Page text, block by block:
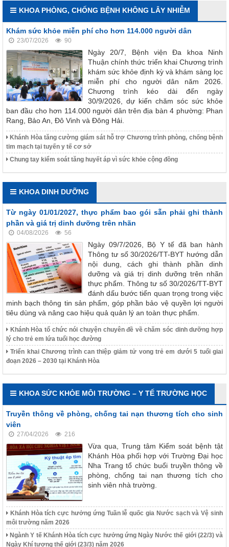
KHOA PHÒNG, CHỐNG BỆNH KHÔNG LÂY NHIỄM
Khám sức khỏe miễn phí cho hơn 114.000 người dân
23/07/2026 90
Ngày 20/7, Bệnh viện Đa khoa Ninh
Thuận chính thức triển khai Chương trình
khám sức khỏe định kỳ và khám sàng lọc
miễn phí cho người dân năm 2026.
Chương trình kéo dài đến ngày
30/9/2026, dự kiến chăm sóc sức khỏe
ban đầu cho hơn 114.000 người dân trên địa bàn 4 phường: Phan
Rang, Bảo An, Đô Vinh và Đông Hải.
Khánh Hòa tăng cường giám sát hỗ trợ Chương trình phòng, chống bệnh
tim mạch tại tuyến y tế cơ sở
Chung tay kiểm soát tăng huyết áp vì sức khỏe cộng đồng
KHOA DINH DƯỠNG
Từ ngày 01/01/2027, thực phẩm bao gói sẵn phải ghi thành
phần và giá trị dinh dưỡng trên nhãn
04/08/2026 56
Ngày 09/7/2026, Bộ Y tế đã ban hành
Thông tư số 30/2026/TT-BYT hướng dẫn
nội dung, cách ghi thành phần dinh
dưỡng và giá trị dinh dưỡng trên nhãn
thực phẩm. Thông tư số 30/2026/TT-BYT
đánh dấu bước tiến quan trọng trong việc
minh bạch thông tin sản phẩm, góp phần bảo vệ quyền lợi người
tiêu dùng và nâng cao hiệu quả quản lý an toàn thực phẩm.
Khánh Hòa tổ chức nói chuyện chuyên đề về chăm sóc dinh dưỡng hợp
lý cho trẻ em lứa tuổi học đường
Triển khai Chương trình can thiệp giảm tử vong trẻ em dưới 5 tuổi giai
đoạn 2026 – 2030 tại Khánh Hòa
KHOA SỨC KHỎE MÔI TRƯỜNG – Y TẾ TRƯỜNG HỌC
Truyền thông về phòng, chống tai nạn thương tích cho sinh
viên
27/04/2026 216
Vừa qua, Trung tâm Kiểm soát bệnh tật
Khánh Hòa phối hợp với Trường Đại học
Nha Trang tổ chức buổi truyền thông về
phòng, chống tai nạn thương tích cho
sinh viên nhà trường.
Khánh Hòa tích cực hưởng ứng Tuần lễ quốc gia Nước sạch và Vệ sinh
môi trường năm 2026
Ngành Y tế Khánh Hòa tích cực hưởng ứng Ngày Nước thế giới (22/3) và
Ngày Khí tượng thế giới (23/3) năm 2026